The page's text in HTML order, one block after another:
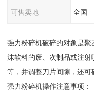
可售卖地 全国
强力粉碎机破碎的对象是
沫软料的废、次制品或注
等，并调整刀片间隙，还可
强力粉碎机操作注意事项：